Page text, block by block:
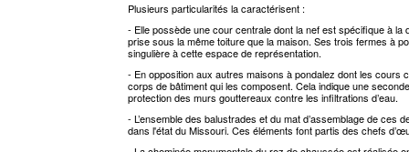
Plusieurs particularités la caractérisent :
- Elle possède une cour centrale dont la nef est spécifique à
prise sous la même toiture que la maison. Ses trois fermes à
singulière à cette espace de représentation.
- En opposition aux autres maisons à pondalez dont les
corps de bâtiment qui les composent. Cela indique une
protection des murs gouttereaux contre les infiltrations d’eau.
- L’ensemble des balustrades et du mat d’assemblage de
dans l'état du Missouri. Ces éléments font partis des chefs